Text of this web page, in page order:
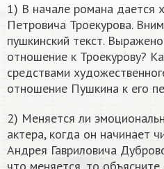
1) В начале романа дается
Петровича Троекурова.
пушкинский текст.
отношение к Троекурову?
средствами
отношение Пушкина к его
2) Меняется ли
актера, когда он начинает
Андрея Гавриловича